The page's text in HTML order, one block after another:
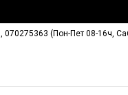
070275363 (Пон-Пет 08-16ч,